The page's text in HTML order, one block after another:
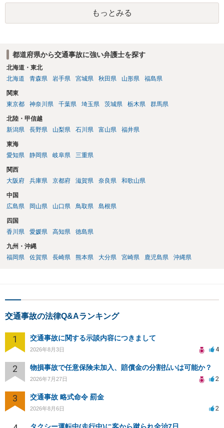
合意しなければ和解できないことになります。 今後の見通しを知る為
に、交渉の方向性につき、最寄りの法律事務所で相談だけでもされる
ことも検討ください。
もっとみる
都道府県から交通事故に強い弁護士を探す
北海道・東北
北海道
青森県 岩手県 宮城県 秋田県 山形県 福島県
関東
東京都
神奈川県 千葉県 埼玉県 茨城県 栃木県 群馬県
北陸・甲信越
新潟県
長野県 山梨県 石川県 富山県 福井県
東海
愛知県
静岡県 岐阜県 三重県
関西
大阪府
兵庫県 京都府 滋賀県 奈良県 和歌山県
中国
広島県
岡山県 山口県 鳥取県 島根県
四国
香川県
愛媛県 高知県 徳島県
九州・沖縄
福岡県
佐賀県 長崎県 熊本県 大分県 宮崎県 鹿児島県 沖縄県
交通事故の法律Q&Aランキング
1 交通事故に関する示談内容につきまして
2026年8月3日 4
2 物損事故で任意保険未加入、賠償金の分割払いは可能か？
2026年7月27日 2
3 交通事故 略式命令 罰金
2026年8月6日 2